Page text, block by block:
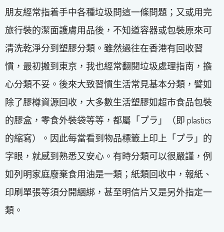
朋友經常指着手中各種垃圾問這一條問題；又或用完
旅行裝的潔面護膚用品後，不知道容器或包裝原來可
清洗乾淨分到塑膠分類。雖然過往在香港有回收習
慣，最初搬到東京，我也經常翻閱垃圾處理指南，擔
心分類不妥。後來大致習慣生活常見基本分類，譬如
除了膠樽資源回收，大多數生活塑膠如超市食品包裝
的膠盒，零食外裝袋等等，都屬「プラ」（即 plastics
的縮寫）。因此每當看到物品標籤上印上「プラ」的
字眼，就感到熟悉又安心。有時分類可以很嚴謹，例
如列明家庭廢棄食用油是一類；紙類回收中，報紙、
印刷單張等須分開綑綁，甚至明信片又是另外指定一
類。